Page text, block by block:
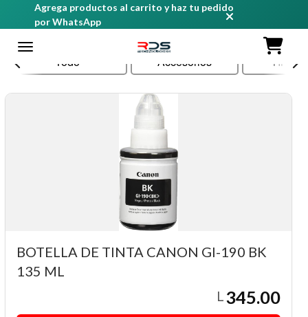
Agrega productos al carrito y haz tu pedido
por WhatsApp
Todo Accesorios
BOTELLA DE TINTA CANON GI-190 BK
135 ML
L345.00